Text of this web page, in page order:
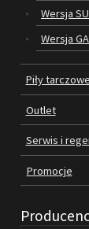
PIŁY
OUTLET
SERWIS I
PROMOCJE
REGULAMIN
KATALOGI
OBRABIARKI
SILNIKI
Wersja
Wersja
Piły tarczowe
Outlet
Serwis i
Promocje